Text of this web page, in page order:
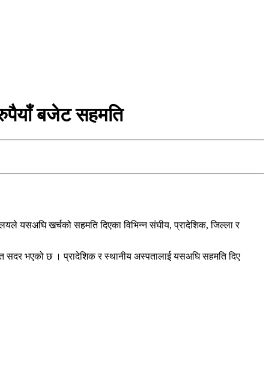
बजेट सहमति
यसअघि खर्चको सहमति दिएका विभिन्न संघीय, प्रादेशिक, जिल्ला र
भएको छ । प्रादेशिक र स्थानीय अस्पतालाई यसअघि सहमति दिए